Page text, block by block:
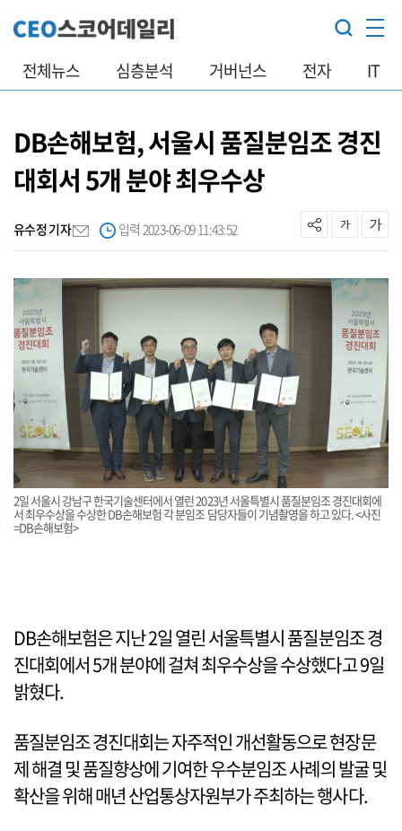
전체뉴스 심층분석 거버넌스 전자 IT
DB손해보험, 서울시 품질분임조 경진
대회서 5개 분야 최우수상
유수정 기자 입력 2023-06-09 11:43:52
2일 서울시 강남구 한국기술센터에서 열린 2023년 서울특별시 품질분임조 경진대회에
서 최우수상을 수상한 DB손해보험 각 분임조 담당자들이 기념촬영을 하고 있다. <사진
=DB손해보험>
DB손해보험은 지난 2일 열린 서울특별시 품질분임조 경
진대회에서 5개 분야에 걸쳐 최우수상을 수상했다고 9일
밝혔다.
품질분임조 경진대회는 자주적인 개선활동으로 현장문
제 해결 및 품질향상에 기여한 우수분임조 사례의 발굴 및
확산을 위해 매년 산업통상자원부가 주최하는 행사다.